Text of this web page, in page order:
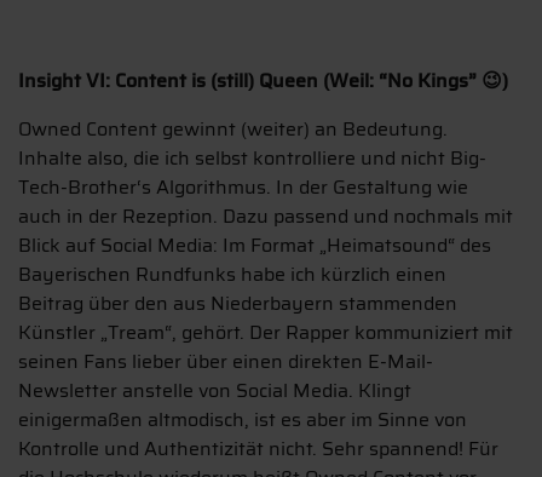
Insight VI: Content is (still) Queen (Weil: “No Kings” 😉)
Owned Content gewinnt (weiter) an Bedeutung.
Inhalte also, die ich selbst kontrolliere und nicht Big-
Tech-Brother‘s Algorithmus. In der Gestaltung wie
auch in der Rezeption. Dazu passend und nochmals mit
Blick auf Social Media: Im Format „Heimatsound“ des
Bayerischen Rundfunks habe ich kürzlich einen
Beitrag über den aus Niederbayern stammenden
Künstler „Tream“, gehört. Der Rapper kommuniziert mit
seinen Fans lieber über einen direkten E-Mail-
Newsletter anstelle von Social Media. Klingt
einigermaßen altmodisch, ist es aber im Sinne von
Kontrolle und Authentizität nicht. Sehr spannend! Für